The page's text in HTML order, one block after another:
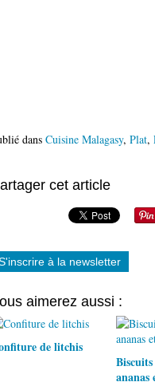
dans Cuisine Malagasy, Plat,
cet article
à la newsletter
aimerez aussi :
de litchis
ananas